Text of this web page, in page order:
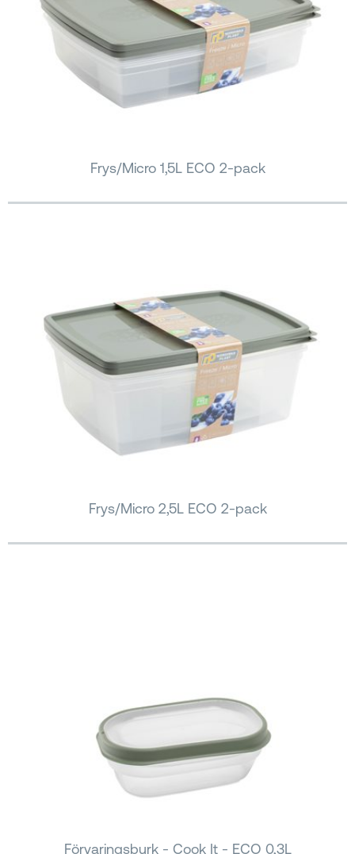
Frys/Micro 1,5L ECO 2-pack
Frys/Micro 2,5L ECO 2-pack
Förvaringsburk - Cook It - ECO 0,3L